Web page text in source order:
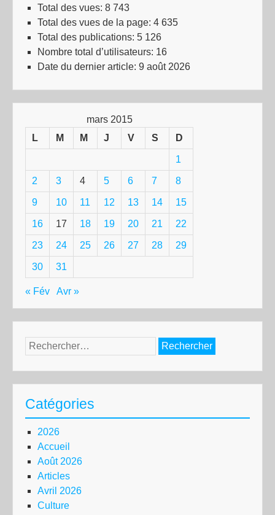
Total des vues: 8 743
Total des vues de la page: 4 635
Total des publications: 5 126
Nombre total d’utilisateurs: 16
Date du dernier article: 9 août 2026
mars 2015
L
M M J V S D
1
2 3 4 5 6 7 8
9 10 11 12 13 14 15
16 17 18 19 20 21 22
23 24 25 26 27 28 29
30 31
« Fév Avr »
Rechercher :
Catégories
2026
Accueil
Août 2026
Articles
Avril 2026
Culture